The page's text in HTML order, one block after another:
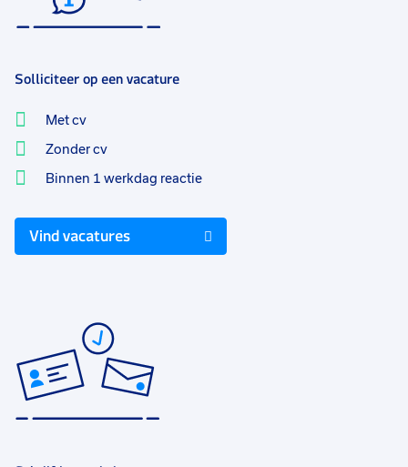
Solliciteer op een vacature
Met cv
Zonder cv
Binnen 1 werkdag reactie
Vind vacatures